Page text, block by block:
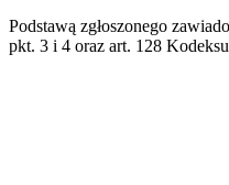
Podstawą zgłoszonego
pkt. 3 i 4 oraz art. 128